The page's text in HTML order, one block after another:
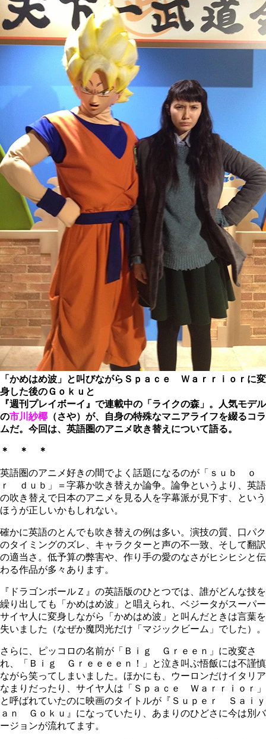
「かめはめ波」と叫びながらＳｐａｃｅ Ｗａｒｒｉｏｒに変
身した後のＧｏｋｕと
『週刊プレイボーイ』で連載中の「ライクの森」。人気モデル
の市川紗椰 （さや）が、自身の特殊なマニアライフを綴るコラ
ムだ。今回は、英語圏のアニメ吹き替えについて語る。
＊ ＊ ＊
英語圏のアニメ好きの間でよく話題になるのが「ｓｕｂ ｏ
ｒ ｄｕｂ」＝字幕か吹き替えか論争。論争というより、英語
の吹き替えで日本のアニメを見る人を字幕派が見下す、という
ほうが正しいかもしれない。
確かに英語のとんでも吹き替えの例は多い。演技の質、口パク
のタイミングのズレ、キャラクターと声の不一致、そして翻訳
の適当さ。低予算の弊害や、作り手の愛のなさがヒシヒシと伝
わる作品が多々あります。
『ドラゴンボールＺ』の英語版のひとつでは、誰がどんな技を
繰り出しても「かめはめ波」と唱えられ、ベジータがスーパー
サイヤ人に変身しながら「かめはめ波」と叫んだときは言葉を
失いました（なぜか魔閃光だけ「マジックビーム」でした）。
さらに、ピッコロの名前が「Ｂｉｇ Ｇｒｅｅｎ」に改変さ
れ、「Ｂｉｇ Ｇｒｅｅｅｅｎ！」と泣き叫ぶ悟飯には不謹慎
ながら笑ってしまいました。ほかにも、ウーロンだけイタリア
なまりだったり、サイヤ人は「Ｓｐａｃｅ Ｗａｒｒｉｏｒ」
と呼ばれていたのに映画のタイトルが『Ｓｕｐｅｒ Ｓａｉｙ
ａｎ Ｇｏｋｕ』になっていたり、あまりのひどさに今は別バ
ージョンが流れてます。